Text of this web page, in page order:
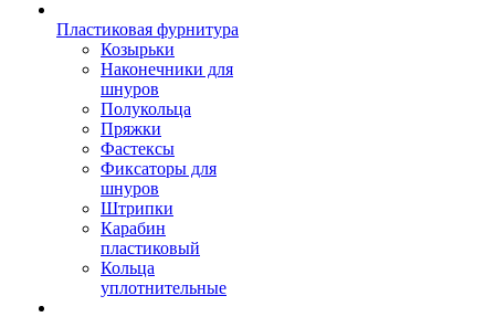
Пластиковая фурнитура
Козырьки
Наконечники для
шнуров
Полукольца
Пряжки
Фастексы
Фиксаторы для
шнуров
Штрипки
Карабин
пластиковый
Кольца
уплотнительные